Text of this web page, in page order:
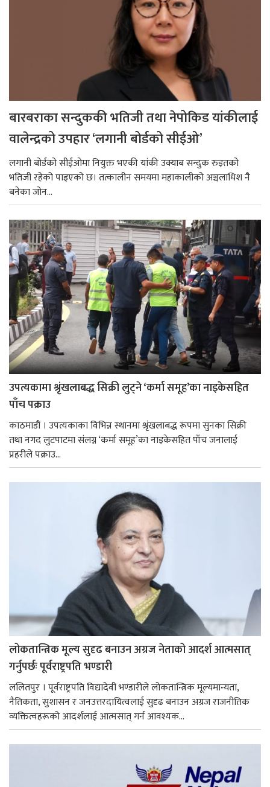
बारबराका सन्दुककी भतिजी तथा नेपोकिड यांकीलाई
वालेन्द्रको उपहार ‘लगानी बोर्डको सीईओ’
लगानी बोर्डको सीईओमा नियुक्त भएकी यांकी उक्याब सन्दुक रुइतको
भतिजी रहेको पाइएको छ। तत्कालीन समयमा महाकालीको अञ्चलाधिश नै
बनेका जोन...
उपत्यकामा श्रृंखलाबद्ध सिक्री लुट्ने ‘कर्मा समूह’का नाइकेसहित
पाँच पक्राउ
काठमाडौं । उपत्यकाका विभिन्न स्थानमा श्रृंखलाबद्ध रूपमा सुनका सिक्री
तथा नगद लुटपाटमा संलग्न ‘कर्मा समूह’का नाइकेसहित पाँच जनालाई
प्रहरीले पक्राउ...
लोकतान्त्रिक मूल्य सुदृढ बनाउन अग्रज नेताको आदर्श आत्मसात्
गर्नुपर्छः पूर्वराष्ट्रपति भण्डारी
ललितपुर । पूर्वराष्ट्रपति विद्यादेवी भण्डारीले लोकतान्त्रिक मूल्यमान्यता,
नैतिकता, सुशासन र जनउत्तरदायित्वलाई सुदृढ बनाउन अग्रज राजनीतिक
व्यक्तित्वहरूको आदर्शलाई आत्मसात् गर्न आवश्यक...